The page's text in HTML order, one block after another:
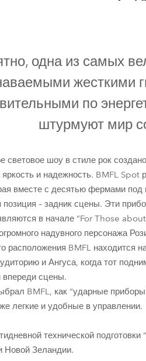
одна из самых
жесткими
по
штурмуют мир
световое шоу в стиле рок
и надежность. BMFL
вместе с десятью фермами под
– задник сцены. Эти
в начале “For Those
надувного персонажа
расположения BMFL
и Ангуса, когда тот
впереди сцены.
BMFL, как “ударные
легкие и удобные в
технической
Новой Зеландии.